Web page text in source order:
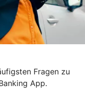
Fragen zu
App.